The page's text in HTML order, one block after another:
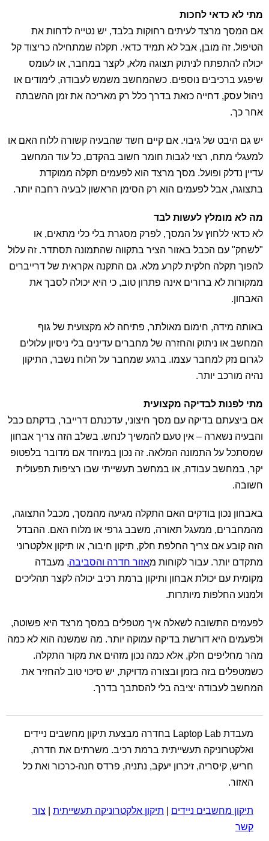
מתי לא כדאי לחכות
אם המסך מרצד לעיתים רחוקות בלבד, יש נטייה לדחות את
הטיפול. זה מובן, אבל לא תמיד כדאי. תקלה שמתחילה כריצוד קל
יכולה להתפתח לניתוק תצוגה מלא, לקצר במחבר, או לעומס
שיפגע ברכיבים נוספים. כשהמחשב משמש לעבודה, לימודים או
ניהול עסק, דחייה כזאת בדרך כלל רק מאריכה את זמן ההשבתה
אחר כך.
יש גם היבט של גיבוי. אם קיים חשד שהבעיה קשורה ללוח האם או
למעגלי מתח, רצוי לגבות חומר חשוב בהקדם, כל עוד המחשב
עדיין נדלק ופועל. מסך מרצד הוא לפעמים תקלה ממוקדת
בתצוגה, אבל לפעמים הוא רק הסימן הראשון לבעיה רחבה יותר.
מה לא מומלץ לעשות לבד
לא כדאי ללחוץ על המסך, לפרק מסגרת בלי כלי מתאים, או
"לשחק" עם הכבל באזור הציר בתקווה שהתמונה תסתדר. זה עלול
להפוך תקלה חלקית לקרע מלא. גם התקנה אקראית של דרייברים
ממקורות לא ברורים אינה פתרון טוב, כי היא יכולה לסבך את
האבחון.
באותה מידה, חימום מאולתר, פתיחה לא מקצועית של גוף
המחשב או ניתוק והחזרה של מחברים עדינים בלי ניסיון עלולים
לגרום נזק למחבר עצמו. ברגע שמחבר על הלוח נשבר, התיקון
נהיה מורכב יותר.
מתי לפנות לבדיקה מקצועית
אם ביצעתם בדיקה עם מסך חיצוני, עדכנתם דרייבר, בדקתם כבל
והבעיה נשארה – אין טעם להמשיך לנחש. בשלב הזה צריך אבחון
שמסתכל על התמונה המלאה. זה נכון במיוחד אם מדובר בלפטופ
יקר, במחשב עבודה, או במחשב תעשייתי שבו רציפות תפעולית
חשובה.
באבחון נכון בודקים האם התקלה מגיעה מהמסך, מכבל התצוגה,
מהמחברים, ממעגל תאורה, משבב גרפי או מלוח האם. ההבדל
הזה קובע אם צריך החלפת חלק, תיקון חיבור, או תיקון אלקטרוני
מתקדם יותר. עבור לקוחות מאזור חדרה והסביבה, מעבדה
מקומית עם יכולת אבחון ותיקון ברמת רכיב יכולה לקצר תהליכים
ולמנוע החלפות מיותרות.
לפעמים התשובה לשאלה איך מטפלים במסך מרצד היא פשוטה,
ולפעמים היא דורשת בדיקה עמוקה יותר. מה שמשנה הוא לא כמה
מהר מחליפים חלק, אלא כמה נכון מזהים את מקור התקלה.
כשמטפלים בזה בזמן ובצורה מדויקת, יש סיכוי טוב להחזיר את
המחשב לעבודה יציבה בלי להסתבך בדרך.
מעבדת Laptop Lab בחדרה מבצעת תיקון מחשבים ניידים
ואלקטרוניקה תעשייתית ברמת רכיב. משרתים את חדרה,
חריש, קיסריה, זיכרון יעקב, נתניה, פרדס חנה-כרכור ואת כל
האזור.
תיקון מחשבים ניידים תיקון אלקטרוניקה תעשייתית
צור
קשר